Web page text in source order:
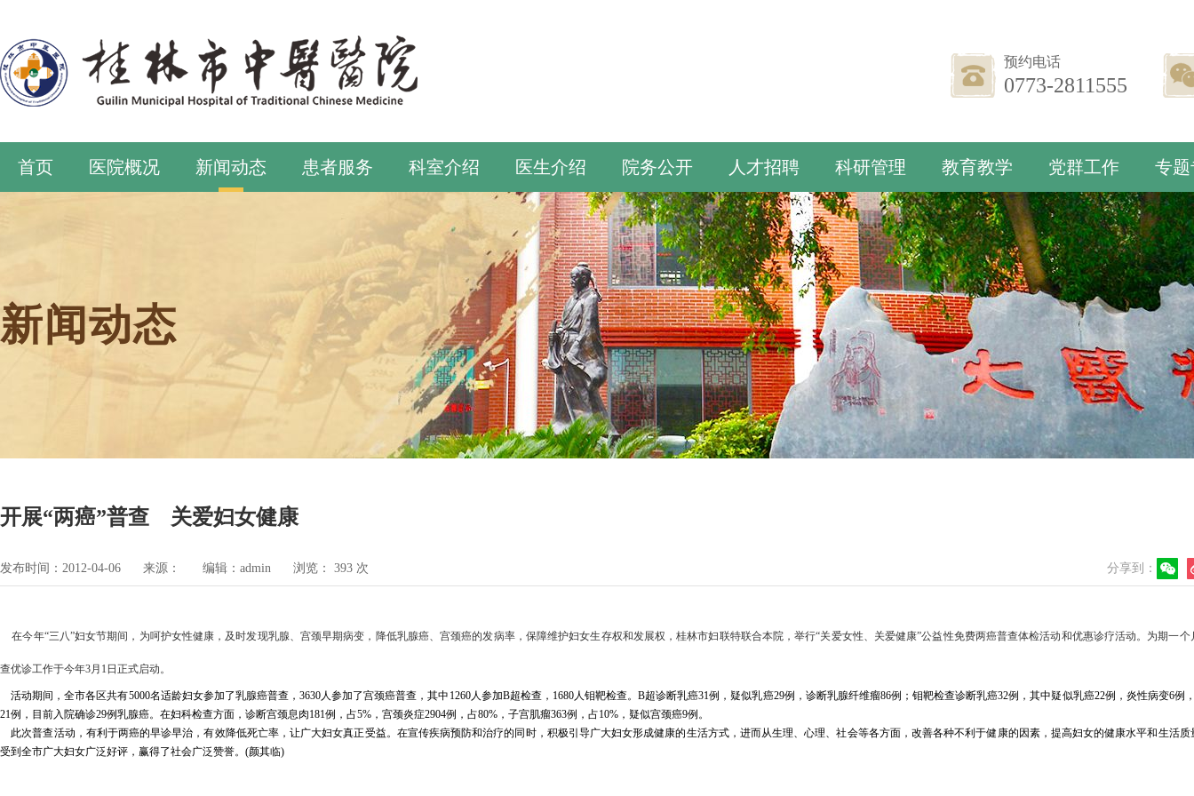
预约电话
0773-2811555
首页 医院概况 新闻动态 患者服务 科室介绍 医生介绍 院务公开 人才招聘 科研管理 教育教学 党群工作 专
新闻动态
开展“两癌”普查 关爱妇女健康
发布时间：2012-04-06 来源： 编辑：admin 浏览： 393 次 分享到：
在今年“三八”妇女节期间，为呵护女性健康，及时发现乳腺、宫颈早期病变，降低乳腺癌、宫颈癌的发病率，保障维护妇女生存权和发展权，桂林市妇联特联合本院，举行“关爱女性、关爱健康”公益性免费两癌普查体检活动和优惠诊疗活动。为期一个
查优诊工作于今年3月 1 日正式启动。
活动期间，全市各区共有5000名适龄妇女参加了乳腺癌普查，3630人参加了宫颈癌普查，其中 1260人参加B超检查， 1680人钼靶检查。B超诊断乳癌31例，疑似乳癌29例，诊断乳腺纤维瘤86例；钼靶检查诊断乳癌32例，其中疑似乳癌22例，炎性病变6例
21例，目前入院确诊29例乳腺癌。在妇科检查方面，诊断宫颈息肉181例，占5% ，宫颈炎症2904例，占80% ，子宫肌瘤363例，占10% ，疑似宫颈癌9例。
此次普查活动，有利于两癌的早诊早治，有效降低死亡率，让广大妇女真正受益。在宣传疾病预防和治疗的同时，积极引导广大妇女形成健康的生活方式，进而从生理、心理、社会等各方面，改善各种不利于健康的因素，提高妇女的健康水平和生活质
受到全市广大妇女广泛好评，赢得了社会广泛赞誉。(颜其临)